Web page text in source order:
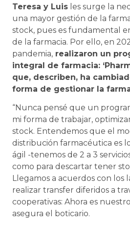
Teresa y Luis les surge la
una mayor gestión de la
stock, pues es fundamental
de la farmacia. Por ello, en
pandemia, realizaron un
integral de farmacia:
que, describen, ha
forma de gestionar la
“Nunca pensé que un
mi forma de trabajar,
stock. Entendemos que el
distribución farmacéutica es
ágil -tenemos de 2 a 3
como para descartar tener
Llegamos a acuerdos con los
realizar transfer diferidos a
cooperativas: Ahora es
asegura el boticario.